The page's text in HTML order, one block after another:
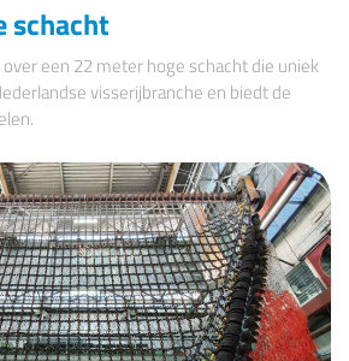
schacht
een 22 meter hoge schacht die uniek
visserijbranche en biedt de